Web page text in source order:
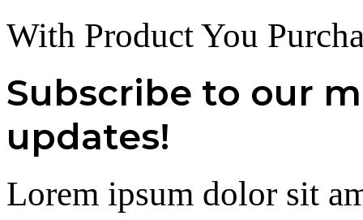
With Product You
Subscribe to our
updates!
Lorem ipsum dolor sit